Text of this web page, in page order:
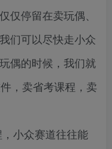
仅停留在卖玩偶、
们可以尽快走小众
偶的时候，我们就
，卖省考课程，卖
小众赛道往往能